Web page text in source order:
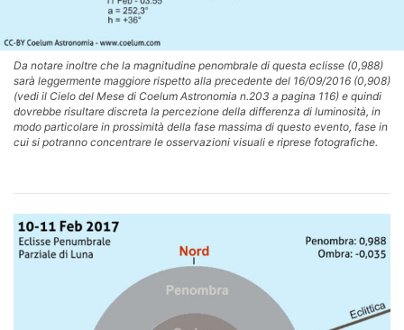
Da notare inoltre che la magnitudine penombrale di questa eclisse (0,988)
sarà leggermente maggiore rispetto alla precedente del 16/09/2016 (0,908)
(vedi il Cielo del Mese di Coelum Astronomia n.203 a pagina 116) e quindi
dovrebbe risultare discreta la percezione della differenza di luminosità, in
modo particolare in prossimità della fase massima di questo evento, fase in
cui si potranno concentrare le osservazioni visuali e riprese fotografiche.